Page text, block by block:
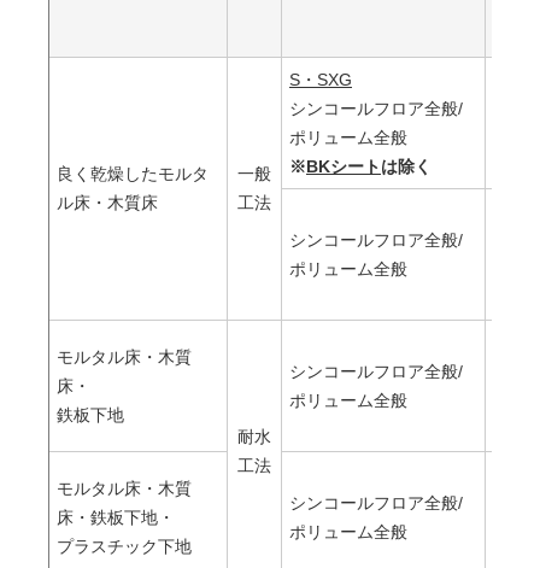
良く乾燥したモルタ
ル床・木質床
一般
工法
S・SXG
シンコールフロア全般/
ポリューム全般
※BKシートは除く
シンコールフロア全般/
ポリューム全般
モルタル床・木質
床・
鉄板下地
耐水
工法
シンコールフロア全般/
ポリューム全般
モルタル床・木質
床・鉄板下地・
プラスチック下地
シンコールフロア全般/
ポリューム全般